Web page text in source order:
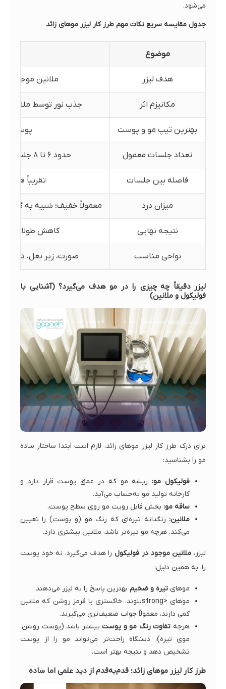
می‌شود.
جدول مقایسه سریع نکات مهم طرز کار لیزر موهای زائد
موضوع
هدف لیزر ملانین موجود در
مکانیزم اثر جذب نور توسط ملانین
بهترین تیپ مو و پوست پوست
تعداد جلسات معمول حدود ۶ تا ۸ جلسه برای اکثر نواحی (بسته به فرد متغیر است)
فاصله بین جلسات تقریباً هر ۴ تا ۶ هفته، متناسب با ناحیه بدن
میزان درد معمولاً خفیف؛ شبیه به گزگز
نتیجه نهایی کاهش
نواحی مناسب صورت، زیر بغل، دست و
لیزر دقیقاً چه چیزی را در مو هدف می‌گیرد؟ (آشنایی با
فولیکول و ملانین)
برای درک طرز کار لیزر موهای زائد، لازم است ابتدا ساختار ساده
مو را بشناسید:
فولیکول مو:ریشه مو که در عمق پوست قرار دارد و
کارخانه تولید مو به‌حساب می‌آید.
ساقه مو: بخش قابل رویت مو روی سطح پوست.
ملانین: رنگدانه تیره‌ای که رنگ مو (و پوست) را تعیین
می‌کند. هرچه مو تیره‌تر باشد، ملانین بیشتری دارد.
لیزر، ملانین موجود در فولیکول را هدف می‌گیرد، نه خود پوست
را. به همین دلیل:
موهای تیره و ضخیم بهترین پاسخ را به لیزر می‌دهند.
موهای <strongبلوند، خاکستری یا قرمز روشن که ملانین
کمی دارند، معمولاً جواب ضعیف‌تری می‌گیرند.
هرچه تفاوت رنگ مو و پوست بیشتر باشد (پوست روشن،
موی تیره)، دستگاه راحت‌تر می‌تواند مو را از پوست
تشخیص دهد و نتیجه بهتر است.
طرز کار لیزر موهای زائد؛ قدم‌به‌قدم از دید علمی اما ساده